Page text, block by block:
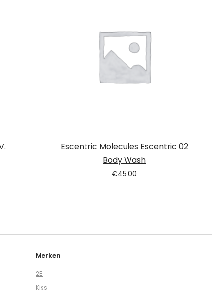
Escentric Molecules Escentric 02
Body Wash
€45.00
Merken
2B
Kiss